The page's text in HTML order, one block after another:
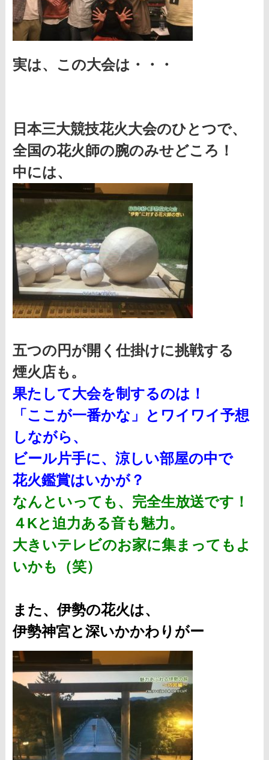
実は、この大会は・・・
日本三大競技花火大会のひとつで、
全国の花火師の腕のみせどころ！
中には、
五つの円が開く仕掛けに挑戦する
煙火店も。
果たして大会を制するのは！
「ここが一番かな」とワイワイ予想
しながら、
ビール片手に、 涼しい部屋の中で
花火鑑賞はいかが？
なんといっても、完全生放送です！
４Kと迫力ある音も魅力。
大きいテレビのお家に集まってもよ
いかも（笑）
また、伊勢の花火は、
伊勢神宮と深いかかわりがー